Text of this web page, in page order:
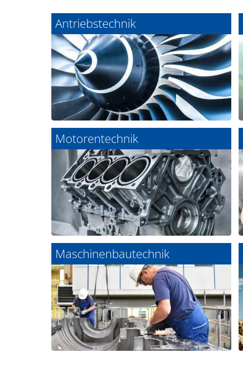
Antriebstechnik
Motorentechnik
Maschinenbautechnik